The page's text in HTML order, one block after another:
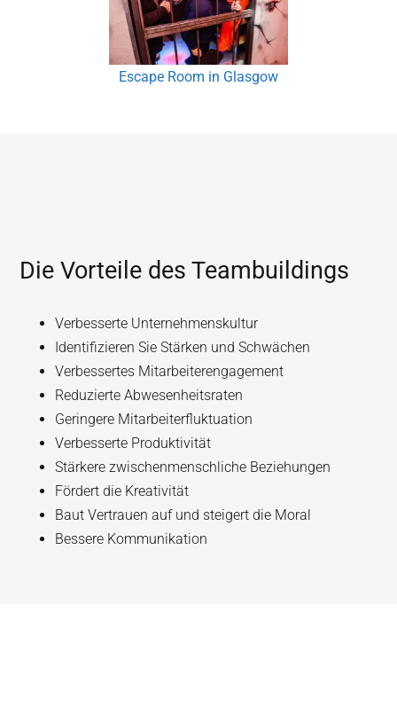
Escape Room in Glasgow
Die Vorteile des Teambuildings
Verbesserte Unternehmenskultur
Identifizieren Sie Stärken und Schwächen
Verbessertes Mitarbeiterengagement
Reduzierte Abwesenheitsraten
Geringere Mitarbeiterfluktuation
Verbesserte Produktivität
Stärkere zwischenmenschliche Beziehungen
Fördert die Kreativität
Baut Vertrauen auf und steigert die Moral
Bessere Kommunikation